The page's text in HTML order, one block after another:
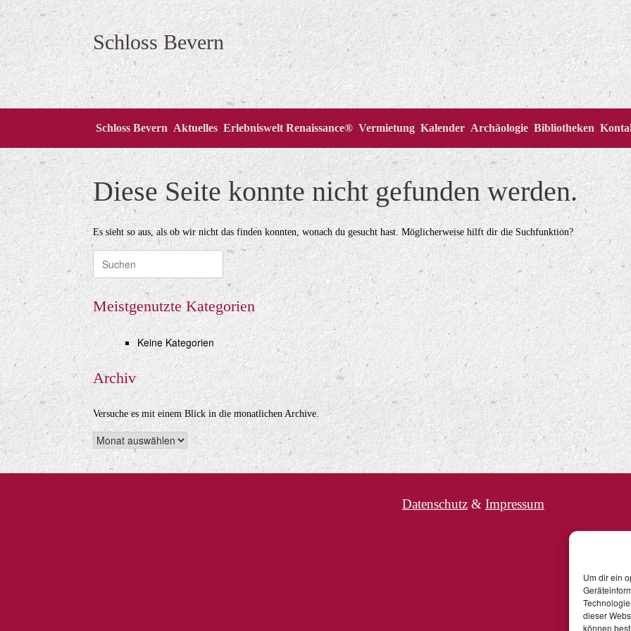
Um dir ein
dieser
können
Zum
Inhalt
springen
Schloss Bevern
Schloss Bevern Aktuelles Erlebniswelt Renaissance® Vermietung Kalender Archäologie Bibliotheken
Diese Seite konnte nicht gefunden werden.
Es sieht so aus, als ob wir nicht das finden konnten, wonach du gesucht hast. Möglicherweise hilft dir die Suchfunktion?
Suche
nach:
Meistgenutzte Kategorien
Keine Kategorien
Archiv
Versuche es mit einem Blick in die monatlichen Archive.
Archiv
Datenschutz & Impressum